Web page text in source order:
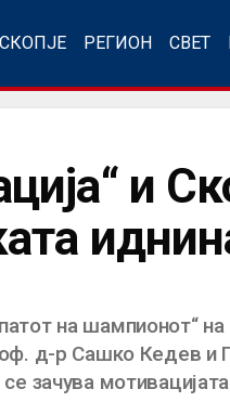
СКОПЈЕ РЕГИОН СВЕТ
и
на шампионот“
д-р Сашко Кедев и
зачува